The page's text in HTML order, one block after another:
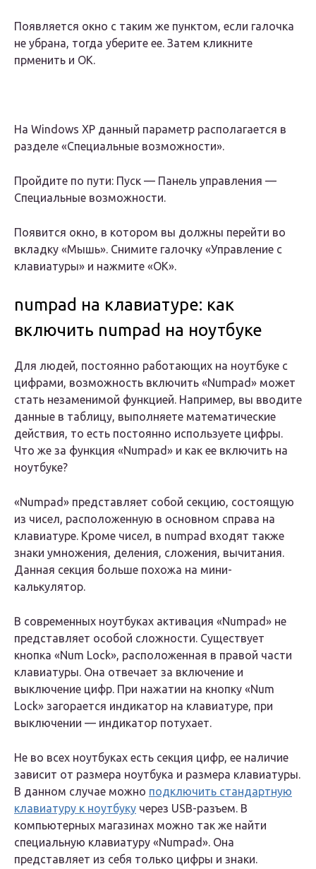
Появляется окно с таким же пунктом, если галочка
не убрана, тогда уберите ее. Затем кликните
прменить и ОК.
На Windows XP данный параметр располагается в
разделе «Специальные возможности».
Пройдите по пути: Пуск — Панель управления —
Специальные возможности.
Появится окно, в котором вы должны перейти во
вкладку «Мышь». Снимите галочку «Управление с
клавиатуры» и нажмите «ОК».
numpad на клавиатуре: как
включить numpad на ноутбуке
Для людей, постоянно работающих на ноутбуке с
цифрами, возможность включить «Numpad» может
стать незаменимой функцией. Например, вы вводите
данные в таблицу, выполняете математические
действия, то есть постоянно используете цифры.
Что же за функция «Numpad» и как ее включить на
ноутбуке?
«Numpad» представляет собой секцию, состоящую
из чисел, расположенную в основном справа на
клавиатуре. Кроме чисел, в numpad входят также
знаки умножения, деления, сложения, вычитания.
Данная секция больше похожа на мини-
калькулятор.
В современных ноутбуках активация «Numpad» не
представляет особой сложности. Существует
кнопка «Num Lock», расположенная в правой части
клавиатуры. Она отвечает за включение и
выключение цифр. При нажатии на кнопку «Num
Lock» загорается индикатор на клавиатуре, при
выключении — индикатор потухает.
Не во всех ноутбуках есть секция цифр, ее наличие
зависит от размера ноутбука и размера клавиатуры.
В данном случае можно подключить стандартную
клавиатуру к ноутбуку через USB-разъем. В
компьютерных магазинах можно так же найти
специальную клавиатуру «Numpad». Она
представляет из себя только цифры и знаки.